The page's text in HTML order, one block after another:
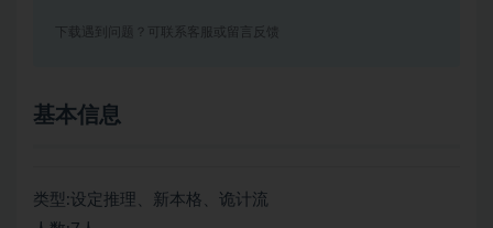
下载遇到问题？可联系客服或留言反馈
基本信息
类型:设定推理、新本格、诡计流